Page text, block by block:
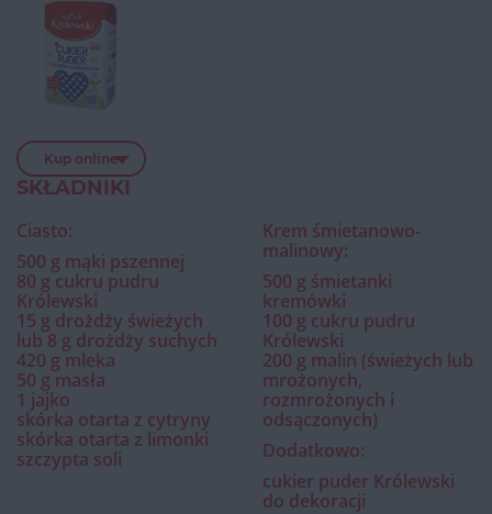
Kup online
SKŁADNIKI
Ciasto:
500 g mąki pszennej
80 g cukru pudru
Królewski
15 g drożdży świeżych
lub 8 g drożdży suchych
420 g mleka
50 g masła
1 jajko
skórka otarta z cytryny
skórka otarta z limonki
szczypta soli
Krem śmietanowo-
malinowy:
500 g śmietanki
kremówki
100 g cukru pudru
Królewski
200 g malin (świeżych lub
mrożonych,
rozmrożonych i
odsączonych)
Dodatkowo:
cukier puder Królewski
do dekoracji